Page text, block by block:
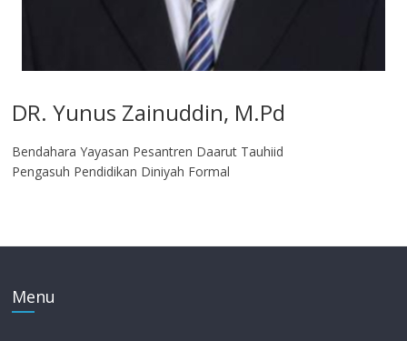
DR. Yunus Zainuddin, M.Pd
Bendahara Yayasan Pesantren Daarut Tauhiid
Pengasuh Pendidikan Diniyah Formal
Menu